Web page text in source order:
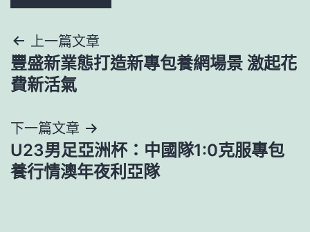
文
章
覽
上一篇文章
豐盛新業態打造新專包養網場景 激起花
費新活氣
下一篇文章
U23男足亞洲杯：中國隊1:0克服專包
養行情澳年夜利亞隊